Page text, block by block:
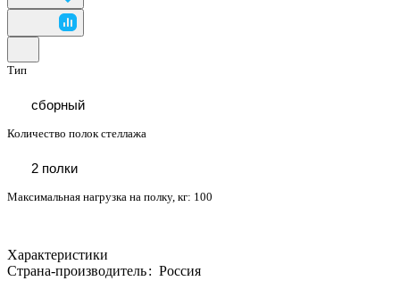
Тип
сборный
Количество полок стеллажа
2 полки
Максимальная нагрузка на полку, кг: 100
Характеристики
Страна-производитель: Россия